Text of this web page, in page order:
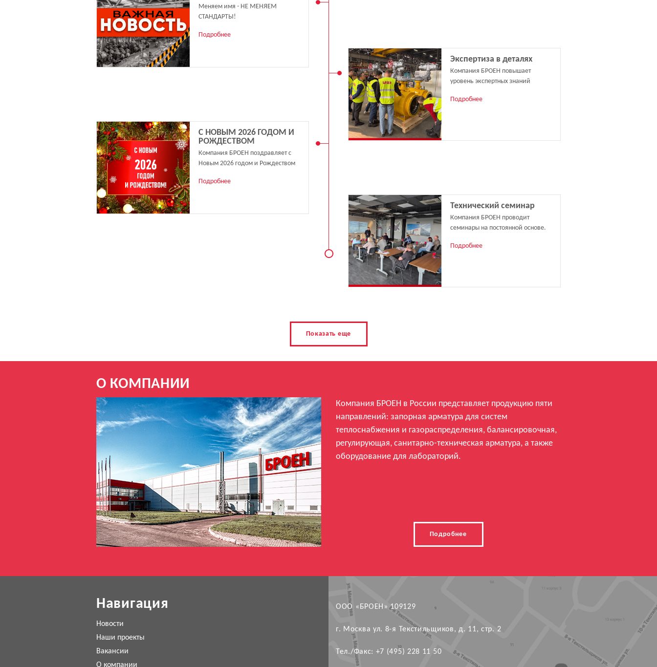
Меняем имя - НЕ МЕНЯЕМ
СТАНДАРТЫ!
Подробнее
Экспертиза в деталях
Компания БРОЕН повышает
уровень экспертных знаний
Подробнее
С НОВЫМ 2026 ГОДОМ И
РОЖДЕСТВОМ
Компания БРОЕН поздравляет с
Новым 2026 годом и Рождеством
Подробнее
Технический семинар
Компания БРОЕН проводит
семинары на постоянной основе.
Подробнее
Показать еще
О КОМПАНИИ
Компания БРОЕН в России представляет продукцию пяти
направлений: запорная арматура для систем
теплоснабжения и газораспределения, балансировочная,
регулирующая, санитарно-техническая арматура, а также
оборудование для лабораторий.
Подробнее
Навигация
Новости
Наши проекты
Вакансии
О компании
ООО «БРОЕН» 109129
г. Москва ул. 8-я Текстильщиков, д. 11, стр. 2
Тел./Факс: +7 (495) 228 11 50